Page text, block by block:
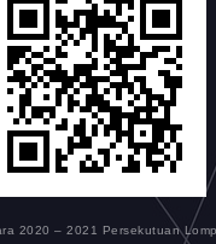
2020 – 2021 Persekutuan